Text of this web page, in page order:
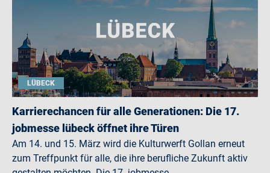
LÜBECK
Karrierechancen für alle Generationen: Die 17.
jobmesse lübeck öffnet ihre Türen
Am 14. und 15. März wird die Kulturwerft Gollan erneut
zum Treffpunkt für alle, die ihre berufliche Zukunft aktiv